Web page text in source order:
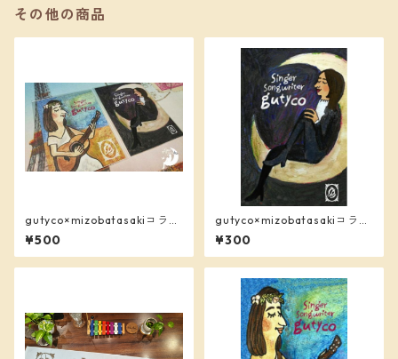
その他の商品
gutyco×mizobatasakiコラ
ボ ポストカード2枚1セット
販売
¥500
gutyco×mizobatasakiコラ
ボ ポストカード「月のグチ
コ」
¥300